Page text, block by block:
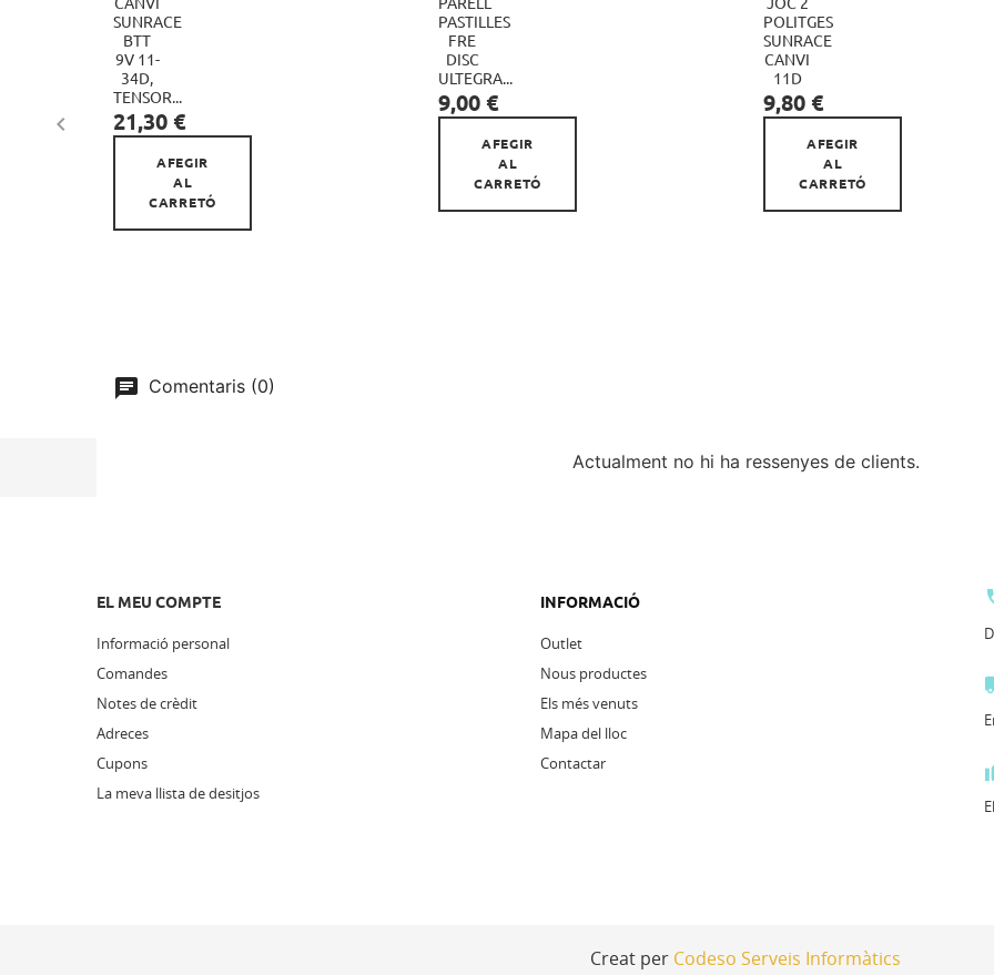

CANVI
SUNRACE
BTT
9V 11-
34D,
TENSOR...
Preu
21,30 €
AFEGIR
AL
CARRETÓ
PARELL
PASTILLES
FRE
DISC
ULTEGRA...
Preu
9,00 €
AFEGIR
AL
CARRETÓ
JOC 2
POLITGES
SUNRACE
CANVI
11D
Preu
9,80 €

AFEGIR
AL
CARRETÓ
Comentaris (0)
Actualment no hi ha ressenyes de clients.
EL MEU COMPTE
Informació personal
Comandes
Notes de crèdit
Adreces
Cupons
La meva llista de desitjos
INFORMACIÓ
Outlet
Nous productes
Els més venuts
Mapa del lloc
Contactar
Creat per Codeso Serveis Informàtics